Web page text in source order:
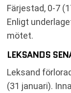
Färjestad, 0-7
Enligt
mötet.
LEKSANDS
Leksand
(31 januari).